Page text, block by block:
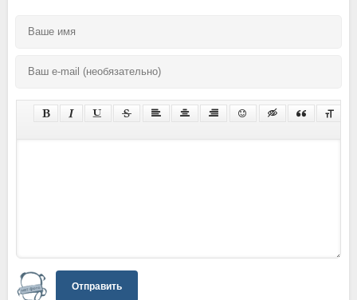
Отправить